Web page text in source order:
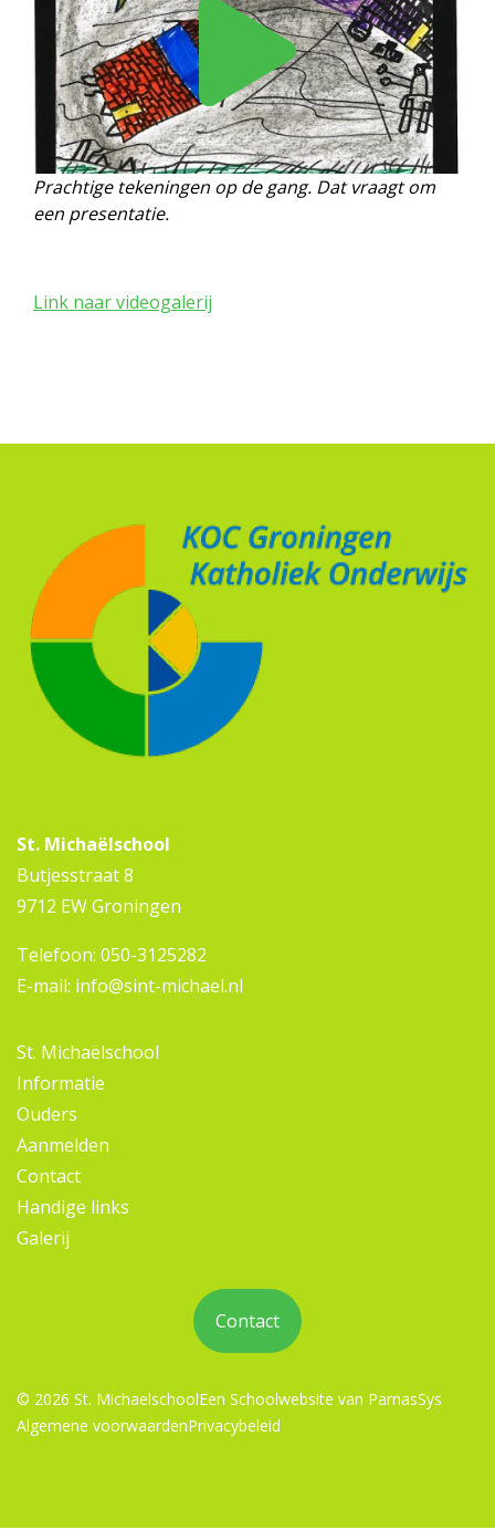
Prachtige tekeningen op de gang. Dat vraagt om
een presentatie.
Link naar videogalerij
St. Michaëlschool
Butjesstraat 8
9712 EW Groningen
Telefoon: 050-3125282
E-mail: info@sint-michael.nl
St. Michaëlschool
Informatie
Ouders
Aanmelden
Contact
Handige links
Galerij
Contact
© 2026 St. MichaelschoolEen Schoolwebsite van ParnasSys
Algemene voorwaardenPrivacybeleid